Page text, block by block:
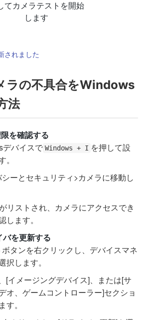
てカメラテストを開始
します
されました
ラの不具合をWindows
法
を確認する
デバイスで Windows + I を押して設
ーとセキュリティ>カメラに移動し
リストされ、カメラにアクセスでき
します。
バを更新する
タンを右クリックし、デバイスマネ
択します。
[イメージングデバイス]、または[サ
オ、ゲームコントローラー]セクショ
す。